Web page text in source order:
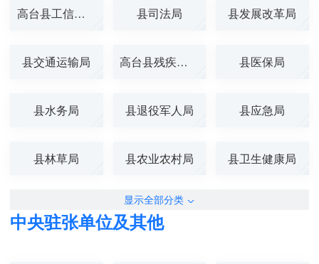
高台县工信商务... 县司法局 县发展改革局
县交通运输局 高台县残疾人联... 县医保局
县水务局 县退役军人局 县应急局
县林草局 县农业农村局 县卫生健康局
显示全部分类
中央驻张单位及其他